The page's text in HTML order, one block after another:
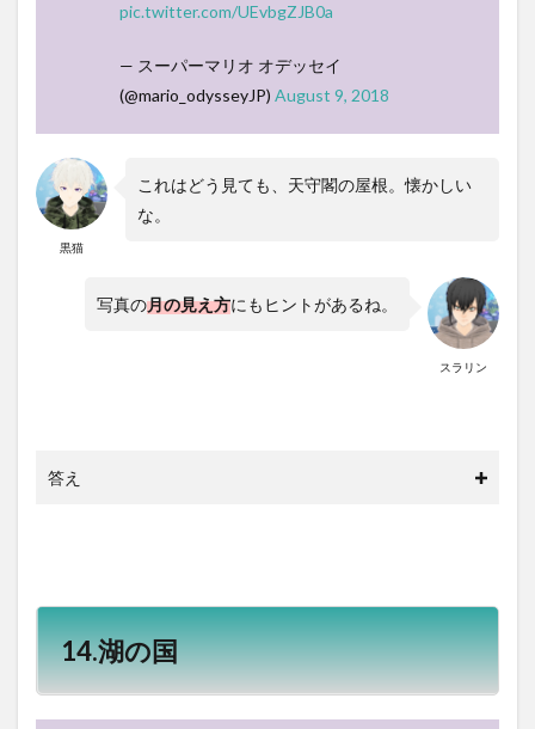
pic.twitter.com/UEvbgZJB0a
— スーパーマリオ オデッセイ
(@mario_odysseyJP) August 9, 2018
黒猫
これはどう見ても、天守閣の屋根。懐かしい
な。
スラリン
写真の月の見え方にもヒントがあるね。
答え
14.湖の国